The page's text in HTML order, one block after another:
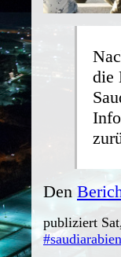
die
Den
publiziert
#saudiarabien